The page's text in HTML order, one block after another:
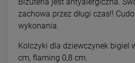
zachowa przez długi czas!!
wykonania.
Kolczyki dla dziewczynek bigiel
cm, flaming 0,8 cm.